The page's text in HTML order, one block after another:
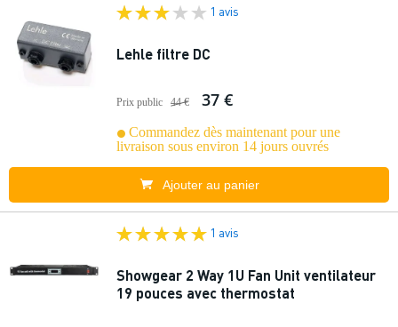
1 avis
Lehle filtre DC
Prix public 44 € 37 €
Commandez dès maintenant pour une
livraison sous environ 14 jours ouvrés
Ajouter au panier
1 avis
Showgear 2 Way 1U Fan Unit ventilateur
19 pouces avec thermostat